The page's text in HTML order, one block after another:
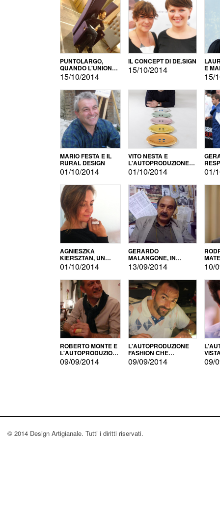
PUNTOLARGO,
QUANDO L'UNIONE
FA LA FORZA E
VINCE
15/10/2014
IL CONCEPT DI DE.SIGN
15/10/2014 E
15/
MARIO FESTA E IL
RURAL DESIGN
01/10/2014
VITO NESTA E
L'AUTOPRODUZIONE
COME RECUPERO DEI
SIMBOLI
01/10/2014 01/
AGNIESZKA
KIERSZTAN, UN
MODELLO DI
AUTOPRODUZIONE
01/10/2014
GERARDO
MALANGONE, IN
GIURIA PER IL
CONCORSO
LETTERARIO
13/09/2014 10/
ROBERTO MONTE E
L'AUTOPRODUZIONE
CON IL CENSIMENTO
09/09/2014
L'AUTOPRODUZIONE
FASHION CHE
CONQUISTA GLI USA
09/09/2014 09/
© 2014 Design Artigianale. Tutti i diritti riservati.